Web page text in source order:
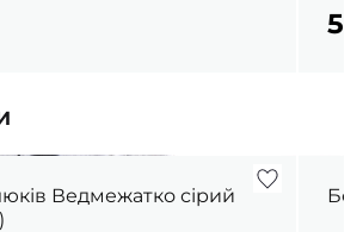
Ведмежатко сірий